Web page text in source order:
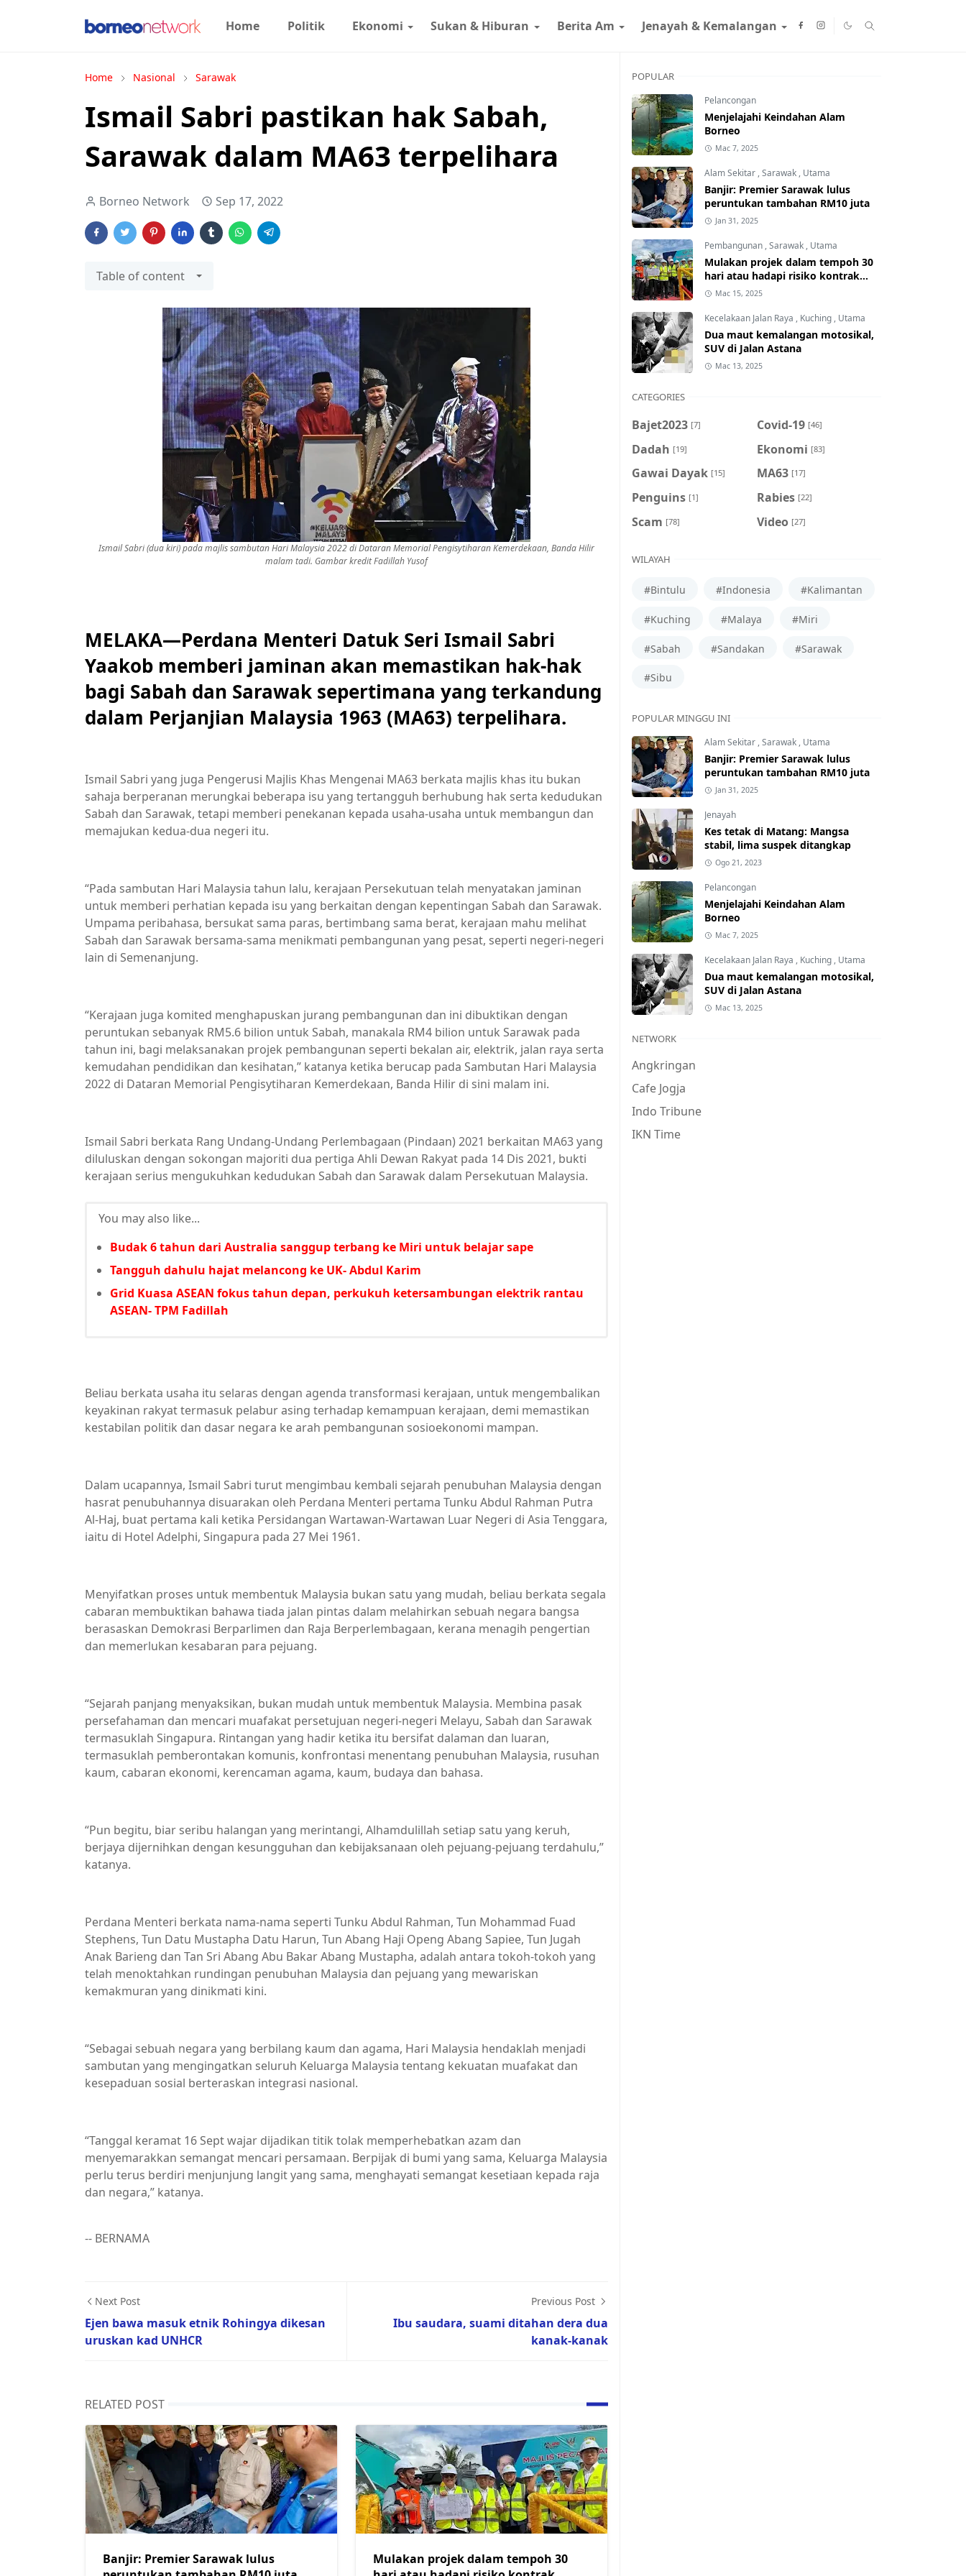
Home Politik Ekonomi Sukan & Hiburan Berita Am Jenayah & Kemalangan
Home Nasional Sarawak
Ismail Sabri pastikan hak Sabah,
Sarawak dalam MA63 terpelihara
Borneo Network Sep 17, 2022
Table of content
Ismail Sabri (dua kiri) pada majlis sambutan Hari Malaysia 2022 di Dataran Memorial Pengisytiharan Kemerdekaan, Banda Hilir
malam tadi. Gambar kredit Fadillah Yusof
MELAKA—Perdana Menteri Datuk Seri Ismail Sabri
Yaakob memberi jaminan akan memastikan hak-hak
bagi Sabah dan Sarawak sepertimana yang terkandung
dalam Perjanjian Malaysia 1963 (MA63) terpelihara.
Ismail Sabri yang juga Pengerusi Majlis Khas Mengenai MA63 berkata majlis khas itu bukan
sahaja berperanan merungkai beberapa isu yang tertangguh berhubung hak serta kedudukan
Sabah dan Sarawak, tetapi memberi penekanan kepada usaha-usaha untuk membangun dan
memajukan kedua-dua negeri itu.
“Pada sambutan Hari Malaysia tahun lalu, kerajaan Persekutuan telah menyatakan jaminan
untuk memberi perhatian kepada isu yang berkaitan dengan kepentingan Sabah dan Sarawak.
Umpama peribahasa, bersukat sama paras, bertimbang sama berat, kerajaan mahu melihat
Sabah dan Sarawak bersama-sama menikmati pembangunan yang pesat, seperti negeri-negeri
lain di Semenanjung.
“Kerajaan juga komited menghapuskan jurang pembangunan dan ini dibuktikan dengan
peruntukan sebanyak RM5.6 bilion untuk Sabah, manakala RM4 bilion untuk Sarawak pada
tahun ini, bagi melaksanakan projek pembangunan seperti bekalan air, elektrik, jalan raya serta
kemudahan pendidikan dan kesihatan,” katanya ketika berucap pada Sambutan Hari Malaysia
2022 di Dataran Memorial Pengisytiharan Kemerdekaan, Banda Hilir di sini malam ini.
Ismail Sabri berkata Rang Undang-Undang Perlembagaan (Pindaan) 2021 berkaitan MA63 yang
diluluskan dengan sokongan majoriti dua pertiga Ahli Dewan Rakyat pada 14 Dis 2021, bukti
kerajaan serius mengukuhkan kedudukan Sabah dan Sarawak dalam Persekutuan Malaysia.
You may also like...
Budak 6 tahun dari Australia sanggup terbang ke Miri untuk belajar sape
Tangguh dahulu hajat melancong ke UK- Abdul Karim
Grid Kuasa ASEAN fokus tahun depan, perkukuh ketersambungan elektrik rantau
ASEAN- TPM Fadillah
Beliau berkata usaha itu selaras dengan agenda transformasi kerajaan, untuk mengembalikan
keyakinan rakyat termasuk pelabur asing terhadap kemampuan kerajaan, demi memastikan
kestabilan politik dan dasar negara ke arah pembangunan sosioekonomi mampan.
Dalam ucapannya, Ismail Sabri turut mengimbau kembali sejarah penubuhan Malaysia dengan
hasrat penubuhannya disuarakan oleh Perdana Menteri pertama Tunku Abdul Rahman Putra
Al-Haj, buat pertama kali ketika Persidangan Wartawan-Wartawan Luar Negeri di Asia Tenggara,
iaitu di Hotel Adelphi, Singapura pada 27 Mei 1961.
Menyifatkan proses untuk membentuk Malaysia bukan satu yang mudah, beliau berkata segala
cabaran membuktikan bahawa tiada jalan pintas dalam melahirkan sebuah negara bangsa
berasaskan Demokrasi Berparlimen dan Raja Berperlembagaan, kerana menagih pengertian
dan memerlukan kesabaran para pejuang.
“Sejarah panjang menyaksikan, bukan mudah untuk membentuk Malaysia. Membina pasak
persefahaman dan mencari muafakat persetujuan negeri-negeri Melayu, Sabah dan Sarawak
termasuklah Singapura. Rintangan yang hadir ketika itu bersifat dalaman dan luaran,
termasuklah pemberontakan komunis, konfrontasi menentang penubuhan Malaysia, rusuhan
kaum, cabaran ekonomi, kerencaman agama, kaum, budaya dan bahasa.
“Pun begitu, biar seribu halangan yang merintangi, Alhamdulillah setiap satu yang keruh,
berjaya dijernihkan dengan kesungguhan dan kebijaksanaan oleh pejuang-pejuang terdahulu,”
katanya.
Perdana Menteri berkata nama-nama seperti Tunku Abdul Rahman, Tun Mohammad Fuad
Stephens, Tun Datu Mustapha Datu Harun, Tun Abang Haji Openg Abang Sapiee, Tun Jugah
Anak Barieng dan Tan Sri Abang Abu Bakar Abang Mustapha, adalah antara tokoh-tokoh yang
telah menoktahkan rundingan penubuhan Malaysia dan pejuang yang mewariskan
kemakmuran yang dinikmati kini.
“Sebagai sebuah negara yang berbilang kaum dan agama, Hari Malaysia hendaklah menjadi
sambutan yang mengingatkan seluruh Keluarga Malaysia tentang kekuatan muafakat dan
kesepaduan sosial berteraskan integrasi nasional.
“Tanggal keramat 16 Sept wajar dijadikan titik tolak memperhebatkan azam dan
menyemarakkan semangat mencari persamaan. Berpijak di bumi yang sama, Keluarga Malaysia
perlu terus berdiri menjunjung langit yang sama, menghayati semangat kesetiaan kepada raja
dan negara,” katanya.
-- BERNAMA
Next Post
Ejen bawa masuk etnik Rohingya dikesan
uruskan kad UNHCR
Previous Post
Ibu saudara, suami ditahan dera dua
kanak-kanak
RELATED POST
Banjir: Premier Sarawak lulus
Mulakan projek dalam tempoh 30
POPULAR
Pelancongan
Menjelajahi Keindahan Alam
Borneo
Mac 7, 2025
Alam Sekitar ,Sarawak , Utama
Banjir: Premier Sarawak lulus
peruntukan tambahan RM10 juta
Jan 31, 2025
Pembangunan ,Sarawak , Utama
Mulakan projek dalam tempoh 30
hari atau hadapi risiko kontrak
ditamatkan
Mac 15, 2025
Kecelakaan Jalan Raya , Kuching , Utama
Dua maut kemalangan motosikal,
SUV di Jalan Astana
Mac 13, 2025
CATEGORIES
Bajet2023 [7] Covid-19 [46]
Dadah [19] Ekonomi [83]
Gawai Dayak [15] MA63 [17]
Penguins [1] Rabies [22]
Scam [78] Video [27]
WILAYAH
#Bintulu #Indonesia #Kalimantan
#Kuching #Malaya #Miri
#Sabah #Sandakan #Sarawak
#Sibu
POPULAR MINGGU INI
Alam Sekitar ,Sarawak , Utama
Banjir: Premier Sarawak lulus
peruntukan tambahan RM10 juta
Jan 31, 2025
Jenayah
Kes tetak di Matang: Mangsa
stabil, lima suspek ditangkap
Ogo 21, 2023
Pelancongan
Menjelajahi Keindahan Alam
Borneo
Mac 7, 2025
Kecelakaan Jalan Raya , Kuching , Utama
Dua maut kemalangan motosikal,
SUV di Jalan Astana
Mac 13, 2025
NETWORK
Angkringan
Cafe Jogja
Indo Tribune
IKN Time